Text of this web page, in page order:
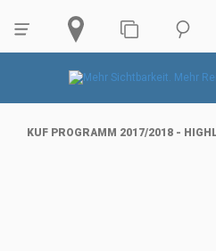
KUF PROGRAMM 2017/2018 -